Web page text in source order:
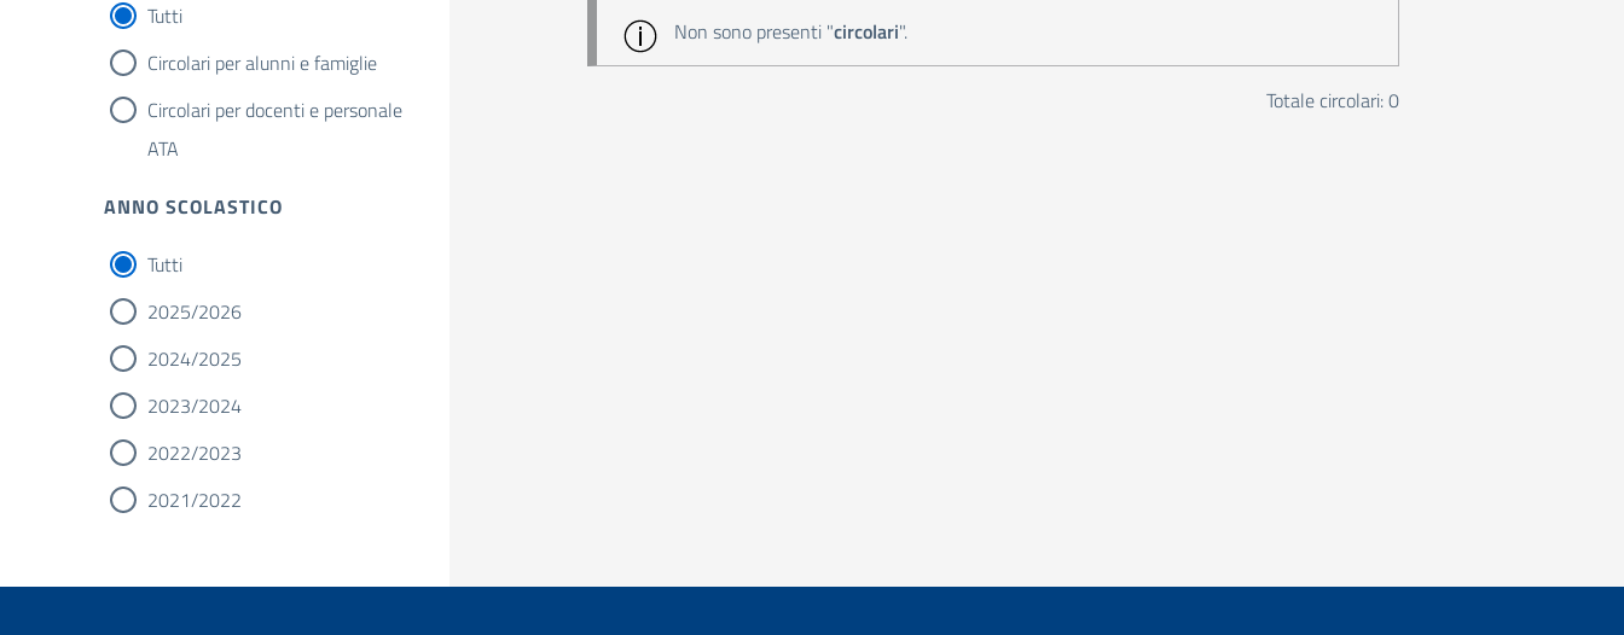
Tutti
Circolari per alunni e famiglie
Circolari per docenti e personale
ATA
ANNO SCOLASTICO
Tutti
2025/2026
2024/2025
2023/2024
2022/2023
2021/2022
Non sono presenti "circolari".
Totale circolari: 0